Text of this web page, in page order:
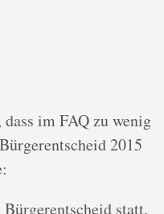
im FAQ zu wenig
2015
statt.